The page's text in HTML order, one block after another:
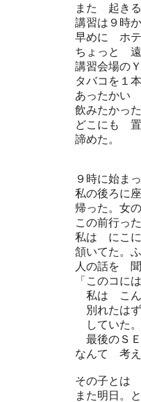
また 起きる
講習は９時
早めに ホテ
ちょっと 遠
講習会場の
タバコを１
あったかい
飲みたかっ
どこにも 置
諦めた。
９時に始ま
私の後ろに
帰った。女
この前行っ
私は にこ
頷いてた。
人の話を 聞
「このコ
私は こん
別れたは
していた。
最後のＳ
なんて 考
その子とは
また明日。